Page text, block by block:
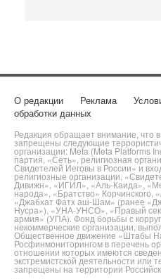
О редакции Реклама
обработки данных
Редакция обращает внимание, что
запрещены следующие
организации: Meta (Meta Platforms
партия, «Сеть», религиозная
Свидетелей Иеговы в России» и
религиозные организации,
Дивижн», «ИГИЛ», «Аль-Каида»,
народа», «Братство» Корчинского,
«Джабхат Фатх аш-Шам» (ранее
Нусра»), «УНА-УНСО», «Правый
армия» (УПА). Фонд борьбы с
некоммерческие организации,
Общественное движение «Штабы
Росфинмониторингом в перечень
отношении которых имеются
экстремистской деятельности или
запрещены на территории